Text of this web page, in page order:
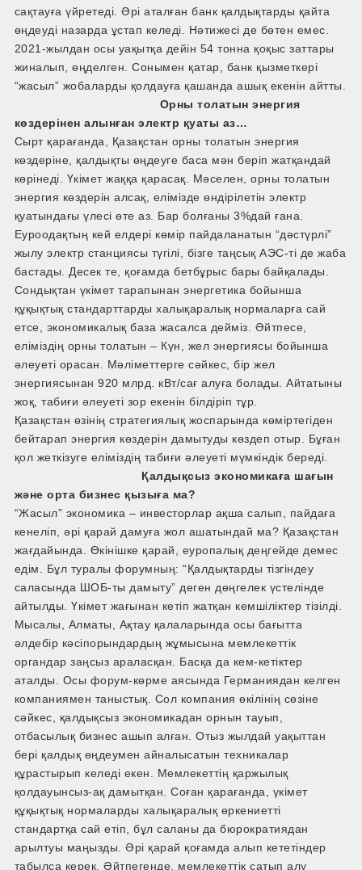
сақтауға үйретеді. Әрі аталған банк қалдықтарды қайта
өңдеуді назарда ұстап келеді. Нәтижесі де бөтен емес.
2021-жылдан осы уақытқа дейін 54 тонна қоқыс заттары
жиналып, өңделген. Сонымен қатар, банк қызметкері
“жасыл” жобаларды қолдауға қашанда ашық екенін айтты.
Орны толатын энергия
көздерінен алынған электр қуаты аз…
Сырт қарағанда, Қазақстан орны толатын энергия
көздеріне, қалдықты өңдеуге баса мән беріп жатқандай
көрінеді. Үкімет жаққа қарасақ. Мәселен, орны толатын
энергия көздерін алсақ, елімізде өндірілетін электр
қуатындағы үлесі өте аз. Бар болғаны 3%дай ғана.
Еуроодақтың кей елдері көмір пайдаланатын “дәстүрлі”
жылу электр станциясы түгілі, бізге таңсық АЭС-ті де жаба​
бастады. Десек те, қоғамда бетбұрыс бары байқалады.
Сондықтан үкімет тарапынан энергетика бойынша
құқықтық стандарттарды халықаралық нормаларға сай
етсе, экономикалық база жасалса дейміз. Әйтпесе,
еліміздің орны толатын – Күн, жел энергиясы бойынша
әлеуеті орасан. Мәліметтерге сәйкес, бір жел
энергиясынан 920 млрд. кВт/сағ алуға болады. Айтатыны
жоқ, табиғи әлеуеті зор екенін білдіріп тұр.
Қазақстан өзінің стратегиялық жоспарында көміртегіден
бейтарап энергия көздерін дамытуды көздеп отыр. Бұған
қол жеткізуге еліміздің табиғи әлеуеті мүмкіндік береді.
Қалдықсыз экономикаға шағын
және орта бизнес қызыға ма?
“Жасыл” экономика – инвесторлар ақша салып, пайдаға
кенеліп, әрі қарай дамуға жол ашатындай ма? Қазақстан
жағдайында. Өкінішке қарай, еуропалық деңгейде демес
едім. Бұл туралы форумның: “Қалдықтарды тізгіндеу
саласында ШОБ-ты дамыту” деген дөңгелек үстелінде
айтылды. Үкімет жағынан кетіп жатқан кемшіліктер тізілді.
Мысалы, Алматы, Ақтау қалаларында осы бағытта
әлдебір кәсіпорындардың жұмысына мемлекеттік
органдар заңсыз араласқан. Басқа да кем-кетіктер
аталды. Осы форум-көрме аясында Германиядан келген
компаниямен таныстық. Сол компания өкілінің сөзіне
сәйкес, қалдықсыз экономикадан орнын тауып,
отбасылық бизнес ашып алған. Отыз жылдай уақыттан
бері қалдық өңдеумен айналысатын техникалар
құрастырып келеді екен. Мемлекеттің қаржылық
қолдауынсыз-ақ дамытқан. Соған қарағанда, үкімет
құқықтық нормаларды халықаралық өркениетті
стандартқа сай етіп, бұл саланы да бюрократиядан
арылтуы маңызды. Әрі қарай қоғамда алып кететіндер
табылса керек. Әйтпегенде, мемлекеттік сатып алу